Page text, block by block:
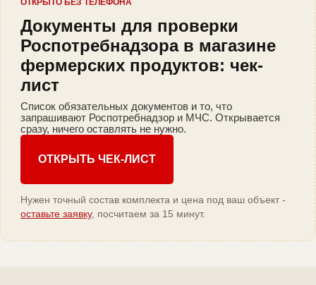
ОТКРЫТО БЕЗ ТЕЛЕФОНА
Документы для проверки
Роспотребнадзора в магазине
фермерских продуктов: чек-
лист
Список обязательных документов и то, что
запрашивают Роспотребнадзор и МЧС. Открывается
сразу, ничего оставлять не нужно.
ОТКРЫТЬ ЧЕК-ЛИСТ
Нужен точный состав комплекта и цена под ваш объект -
оставьте заявку, посчитаем за 15 минут.